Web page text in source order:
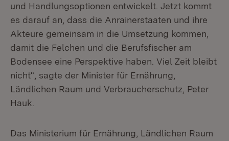
und Handlungsoptionen entwickelt. Jetzt kommt
es darauf an, dass die Anrainerstaaten und ihre
Akteure gemeinsam in die Umsetzung kommen,
damit die Felchen und die Berufsfischer am
Bodensee eine Perspektive haben. Viel Zeit bleibt
nicht“, sagte der Minister für Ernährung,
Ländlichen Raum und Verbraucherschutz, Peter
Hauk.
Das Ministerium für Ernährung, Ländlichen Raum